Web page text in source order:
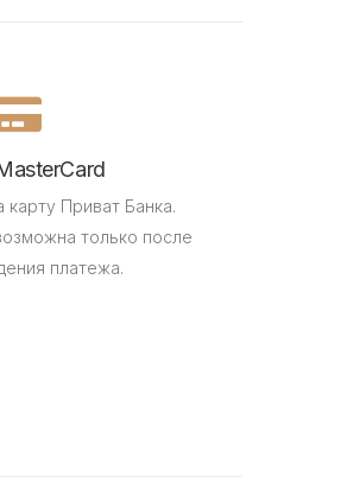
карту Приват Банка.
только после
платежа.